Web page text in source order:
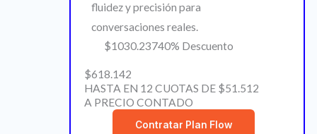
fluidez y precisión para
conversaciones reales.
$1030.23740% Descuento
$618.142
HASTA EN 12 CUOTAS DE $51.512
A PRECIO CONTADO
Contratar Plan Flow